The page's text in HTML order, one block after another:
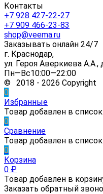
Контакты
+7 928 427-22-27
+7 909 466-23-83
shop@veema.ru
Заказывать онлайн 24/7
г. Краснодар,
ул. Героя Аверкиева А.А.,
Пн—Вс10:00—22:00
© 2018 - 2026 Copyright
0
Избранные
Товар добавлен в
0
Сравнение
Товар добавлен в
0
Корзина
0 ₽
Товар добавлен в
Заказать обратный